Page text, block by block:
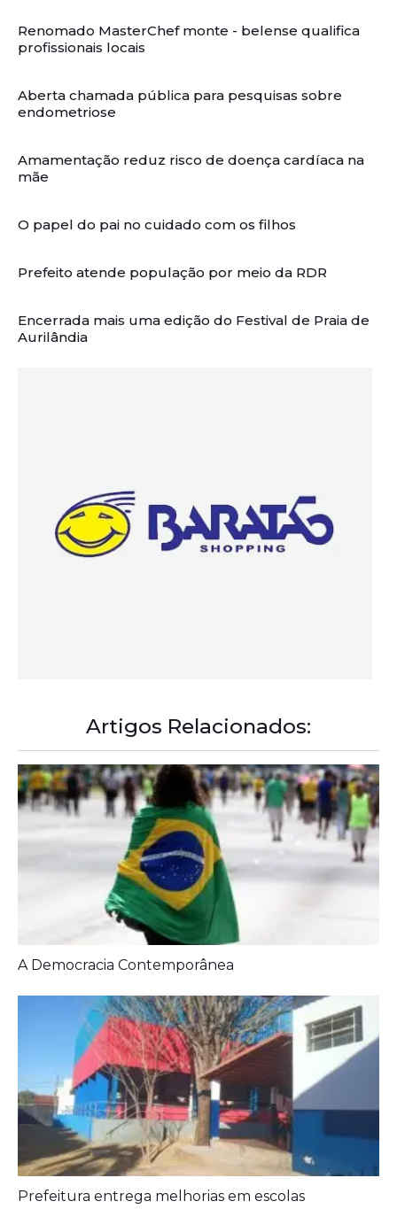
Renomado MasterChef monte - belense qualifica
profissionais locais
Aberta chamada pública para pesquisas sobre
endometriose
Amamentação reduz risco de doença cardíaca na
mãe
O papel do pai no cuidado com os filhos
Prefeito atende população por meio da RDR
Encerrada mais uma edição do Festival de Praia de
Aurilândia
Artigos Relacionados:
A Democracia Contemporânea
Prefeitura entrega melhorias em escolas
Aposentados encerram acampamento após acordo